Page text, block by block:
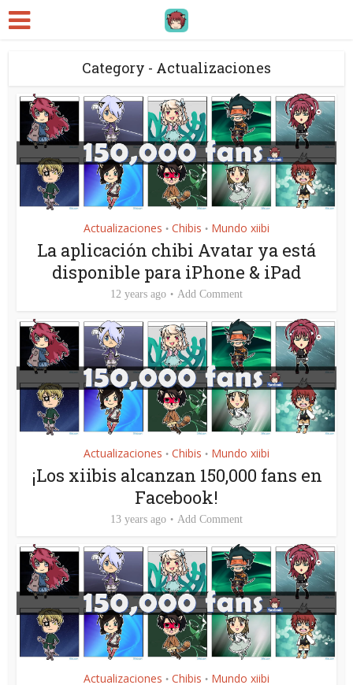
Category - Actualizaciones
Actualizaciones • Chibis • Mundo xiibi
La aplicación chibi Avatar ya está
disponible para iPhone & iPad
12 years ago Add Comment
Actualizaciones • Chibis • Mundo xiibi
¡Los xiibis alcanzan 150,000 fans en
Facebook!
13 years ago Add Comment
Actualizaciones • Chibis • Mundo xiibi